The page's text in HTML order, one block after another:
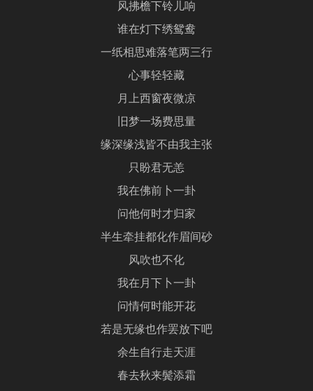
风拂檐下铃儿响
谁在灯下绣鸳鸯
一纸相思难落笔两三行
心事轻轻藏
月上西窗夜微凉
旧梦一场费思量
缘深缘浅皆不由我主张
只盼君无恙
我在佛前卜一卦
问他何时才归家
半生牵挂都化作眉间砂
风吹也不化
我在月下卜一卦
问情何时能开花
若是无缘也作罢放下吧
余生自行走天涯
春去秋来鬓添霜